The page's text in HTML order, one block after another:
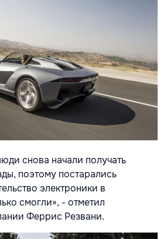
снова начали получать
поэтому постарались
электроники в
смогли», - отметил
Феррис Резвани.